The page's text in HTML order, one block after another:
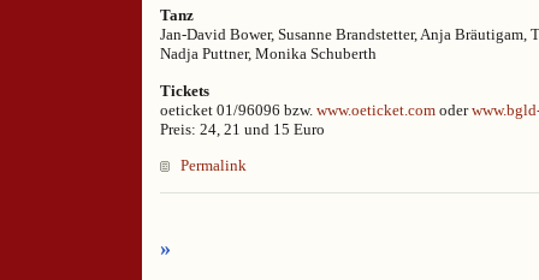
Tanz
Jan-David Bower, Susanne Brandstetter, Anja Bräutigam,
Nadja Puttner, Monika Schuberth
Tickets
oeticket 01/96096 bzw. www.oeticket.com oder
Preis: 24, 21 und 15 Euro
Permalink
»